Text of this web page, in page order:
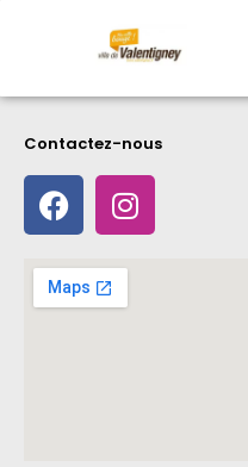
Contactez-nous